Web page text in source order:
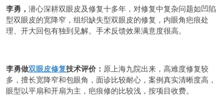
李勇， 潜心深耕双眼皮及修复十多年，对修复中复杂问题如凹陷
型双眼皮的宽降窄，组织缺失型双眼皮的修复，内眼角疤痕处
理、开大回包有独到见解。手术反馈效果满意度很高。
李勇做双眼皮修复技术评价： 原上海九院出来，高难度修复较
多，擅长宽降窄和包眼角，面诊比较耐心，案例真实清晰度高，
眼型以平扇和开扇为主，疤痕修的比较浅，按项目收费。